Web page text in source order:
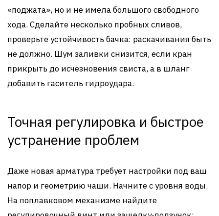
«поджата», но и не имела большого свободного
хода. Сделайте несколько пробных сливов,
проверьте устойчивость бачка: раскачивания быть
не должно. Шум заливки снизится, если кран
прикрыть до исчезновения свиста, а в шланг
добавить гаситель гидроудара.
Точная регулировка и быстрое
устранение проблем
Даже новая арматура требует настройки под ваш
напор и геометрию чаши. Начните с уровня воды.
На поплавковом механизме найдите